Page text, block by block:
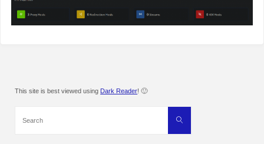
This site is best viewed using Dark Reader! 🙂
Search